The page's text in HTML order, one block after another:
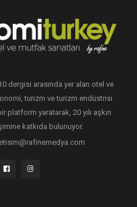
dergisi arasında yer alan otel ve
turizm ve turizm endüstrisi
yaratarak, 20 yılı aşkın
katkıda bulunuyor.